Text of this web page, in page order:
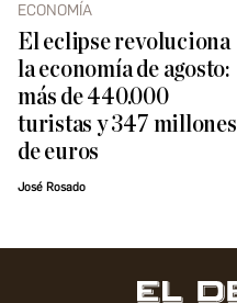
ECONOMÍA
El eclipse revoluciona
la economía de agosto:
más de 440.000
turistas y 347 millones
de euros
José Rosado